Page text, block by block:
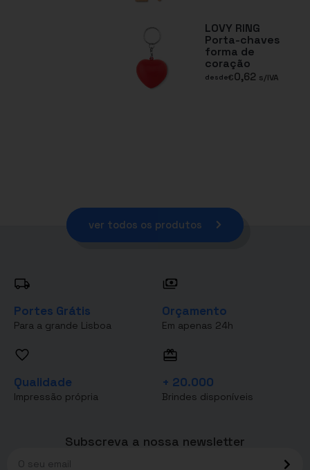
LOVY RING
Porta-chaves
forma de
coração
desde€0,62 s/IVA
ver todos os produtos
Portes Grátis
Para a grande Lisboa
Orçamento
Em apenas 24h
Qualidade
Impressão própria
+ 20.000
Brindes disponíveis
Subscreva a nossa newsletter